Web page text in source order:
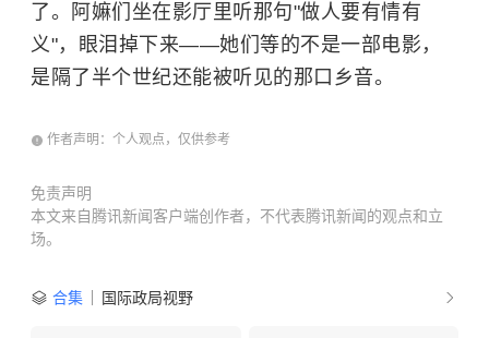
了。阿嫲们坐在影厅里听那句"做人要有情有
义"，眼泪掉下来——她们等的不是一部电影，
是隔了半个世纪还能被听见的那口乡音。
作者声明：个人观点，仅供参考
免责声明
本文来自腾讯新闻客户端创作者，不代表腾讯新闻的观点和立
场。
合集 国际政局视野